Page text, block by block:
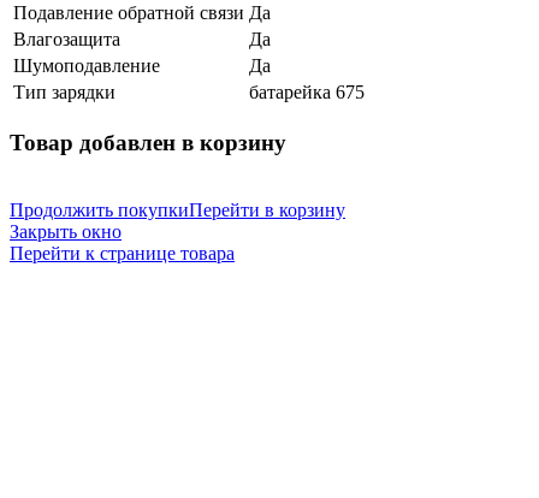
Подавление обратной связи Да
Влагозащита
Да
Шумоподавление
Да
Тип зарядки
батарейка 675
Товар добавлен в корзину
Продолжить покупкиПерейти в корзину
Закрыть окно
Перейти к странице товара